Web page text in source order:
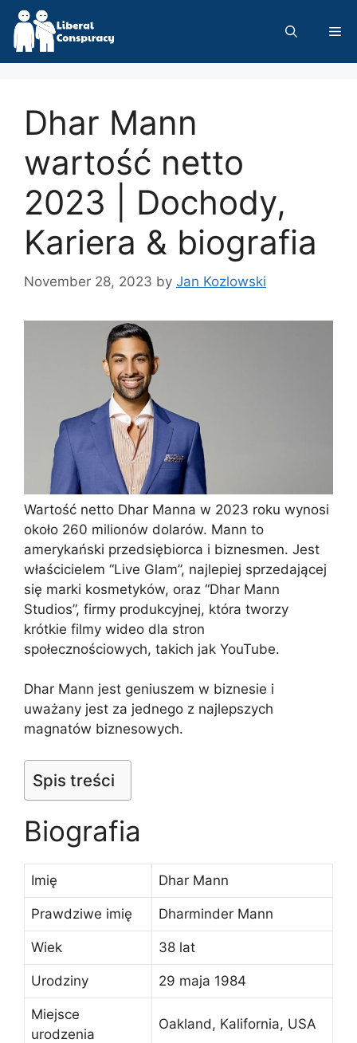
Skip
content
Dhar Mann
wartość netto
2023 | Dochody,
Kariera & biografia
November 28, 2023 by Jan Kozlowski
Wartość netto Dhar Manna w 2023 roku wynosi
około 260 milionów dolarów. Mann to
amerykański przedsiębiorca i biznesmen. Jest
właścicielem “Live Glam”, najlepiej sprzedającej
się marki kosmetyków, oraz “Dhar Mann
Studios”, firmy produkcyjnej, która tworzy
krótkie filmy wideo dla stron
społecznościowych, takich jak YouTube.
Dhar Mann jest geniuszem w biznesie i
uważany jest za jednego z najlepszych
magnatów biznesowych.
Spis treści
Biografia
Imię Dhar Mann
Prawdziwe imię Dharminder Mann
Wiek 38 lat
Urodziny 29 maja 1984
Miejsce
urodzenia
Oakland, Kalifornia, USA